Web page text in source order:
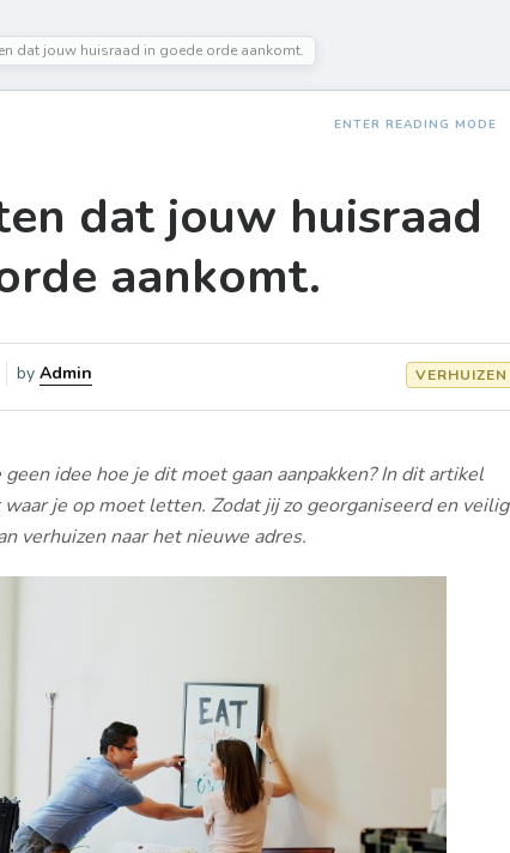
dat jouw huisraad in goede orde aankomt.
ENTER READING MODE
dat jouw huisraad
aankomt.
by Admin VERHUIZEN
idee hoe je dit moet gaan aanpakken? In dit artikel
je op moet letten. Zodat jij zo georganiseerd en veilig
verhuizen naar het nieuwe adres.